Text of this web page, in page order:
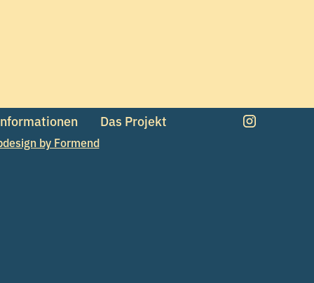
Das Projekt
by Formend